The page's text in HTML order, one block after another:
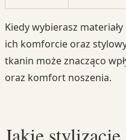
Kiedy wybierasz
ich komforcie oraz
tkanin może znacząco
oraz komfort noszenia.
Jakie